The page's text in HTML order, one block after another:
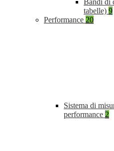
Bandi di
tabelle) 9
Performance 20
Sistema di
performance 2